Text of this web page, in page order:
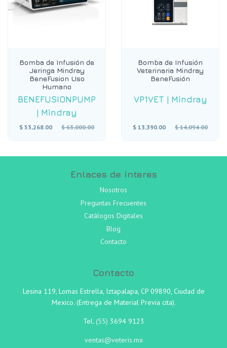
Bomba de Infusión de
Jeringa Mindray
BeneFusion Uso
Humano
BENEFUSIONPUMP
| Mindray
$ 53,268.00
Precio
$ 63,000.00
Bomba de Infusión
Veterinaria Mindray
BeneFusión
VP1VET | Mindray
$ 13,390.00
Precio
$ 14,094.00
Enlaces de interes
Nosotros
Preguntas Frecuentes
Catálogos Digitales
Blog
Contacto
Contacto
Lesina 119, Lomas Estrella, Iztapalapa, CP 09890, Ciudad de
Mexico. (Entrega de Material Previa cita).
Tel. (55) 3694 9123
ventas@veteris.mx